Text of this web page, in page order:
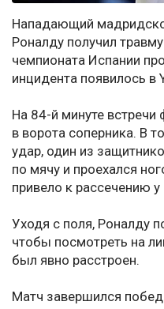
Нападающий
Роналду получил
чемпионата Испании
инцидента появилось в
На 84-й минуте
в ворота соперника. В
удар, один из
по мячу и проехался
привело к рассечению у
Уходя с поля, Роналду
чтобы посмотреть на
был явно расстроен.
Матч завершился